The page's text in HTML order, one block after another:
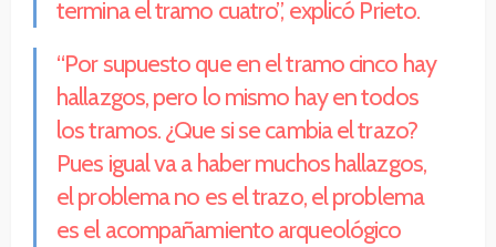
termina el tramo cuatro”, explicó Prieto.
“Por supuesto que en el tramo cinco hay
hallazgos, pero lo mismo hay en todos
los tramos. ¿Que si se cambia el trazo?
Pues igual va a haber muchos hallazgos,
el problema no es el trazo, el problema
es el acompañamiento arqueológico